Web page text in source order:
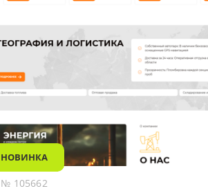
НОВИНКА
№ 105662